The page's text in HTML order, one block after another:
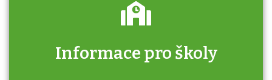
Informace pro školy
Zjistěte, jak se přihlásit ke zkoušce a kde